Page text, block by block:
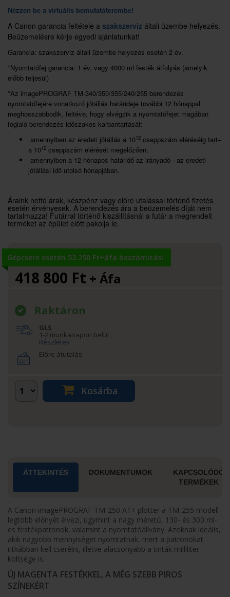
Nézzen be a virtuális bemutatóterembe!
A Canon garancia feltétele a szakszerviz általi üzembe helyezés.
Beüzemelésre kérje egyedi ajánlatunkat!
Garancia: szakszerviz általi üzembe helyezés esetén 2 év.
*Nyomtatófej garancia: 1 év, vagy 4000 ml festék átfolyás (amelyik
előbb teljesül)
*Az imagePROGRAF TM-340/350/355/240/255 berendezés
nyomtatófejére vonatkozó jótállás határideje további 12 hónappal
meghosszabbodik, feltéve, hogy elvégzik a nyomtatófejet magában
foglaló berendezés időszakos karbantartását:
amennyiben az eredeti jótállás a 1012 cseppszám eléréséig tart–
a 1012 cseppszám elérését megelőzően,
amennyiben a 12 hónapos határidő az irányadó - az eredeti
jótállási idő utolsó hónapjában.
Áraink nettó árak, készpénz vagy előre utalással történő fizetés
esetén érvényesek. A berendezés ára a beüzemelés díját nem
tartalmazza! Futárral történő kiszállításnál a futár a megrendelt
terméket az épület előtt pakolja le.
Gépcsere esetén 53.250 Ft+áfa beszámítás!
418 800 Ft + Áfa
Raktáron
GLS
1-2 munkanapon belül
Részletek
Előre átutalás
Kosárba
ÁTTEKINTÉS DOKUMENTUMOK
KAPCSOLÓDÓ
TERMÉKEK
A Canon imagePROGRAF TM-250 A1+ plotter a TM-255 modell
legtöbb előnyét élvezi, úgymint a nagy méretű, 130- és 300 ml-
es festékpatronok, valamint a nyomtatóállvány. Azoknak ideális,
akik nagyobb mennyiséget nyomtatnak, mert a patronokat
ritkábban kell cserélni, illetve alacsonyabb a tinták milliliter
költsége is.
ÚJ MAGENTA FESTÉKKEL, A MÉG SZEBB PIROS
SZÍNEKÉRT